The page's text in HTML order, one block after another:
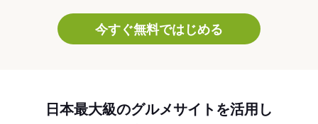
今すぐ無料ではじめる
日本最大級のグルメサイトを活用し